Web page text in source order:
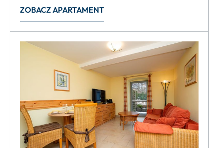
ZOBACZ APARTAMENT